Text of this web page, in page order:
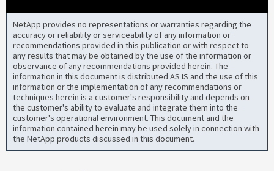
NetApp provides no representations or warranties regarding the
accuracy or reliability or serviceability of any information or
recommendations provided in this publication or with respect to
any results that may be obtained by the use of the information or
observance of any recommendations provided herein. The
information in this document is distributed AS IS and the use of this
information or the implementation of any recommendations or
techniques herein is a customer's responsibility and depends on
the customer's ability to evaluate and integrate them into the
customer's operational environment. This document and the
information contained herein may be used solely in connection with
the NetApp products discussed in this document.